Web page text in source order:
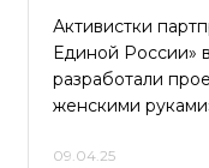
Активистки
Единой России»
разработали
женскими
09.04.25